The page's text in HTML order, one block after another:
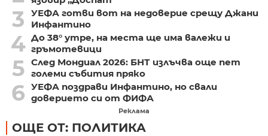
3
УЕФА готви вот на недоверие срещу Джани
Инфантино
4 До 38° утре, на места ще има валежи и
гръмотевици
5 След Мондиал 2026: БНТ излъчва още пет
големи събития пряко
6 УЕФА поздрави Инфантино, но свали
доверието си от ФИФА
Реклама
ОЩЕ ОТ: ПОЛИТИКА